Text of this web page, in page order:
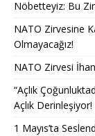
Nöbetteyiz: Bu
NATO Zirvesine
Olmayacağız!
NATO Zirvesi
“Açlık
Açlık Derinleşiyor!
1 Mayıs’ta